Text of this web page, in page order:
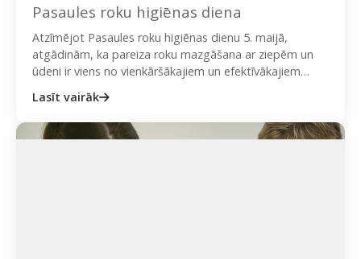
Pasaules roku higiēnas diena
Atzīmējot Pasaules roku higiēnas dienu 5. maijā,
atgādinām, ka pareiza roku mazgāšana ar ziepēm un
ūdeni ir viens no vienkāršākajiem un efektīvākajiem
Lasīt vairāk